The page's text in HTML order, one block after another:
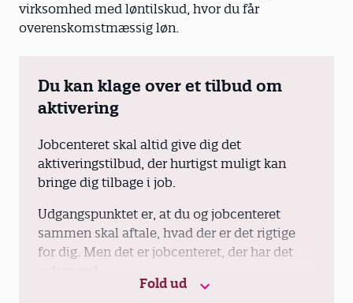
virksomhed med løntilskud, hvor du får
overenskomstmæssig løn.
Du kan klage over et tilbud om
aktivering
Jobcenteret skal altid give dig det
aktiveringstilbud, der hurtigst muligt kan
bringe dig tilbage i job.
Udgangspunktet er, at du og jobcenteret
sammen skal aftale, hvad der er det rigtige
for dig. Men det er jobcenteret, der har det
Fold ud